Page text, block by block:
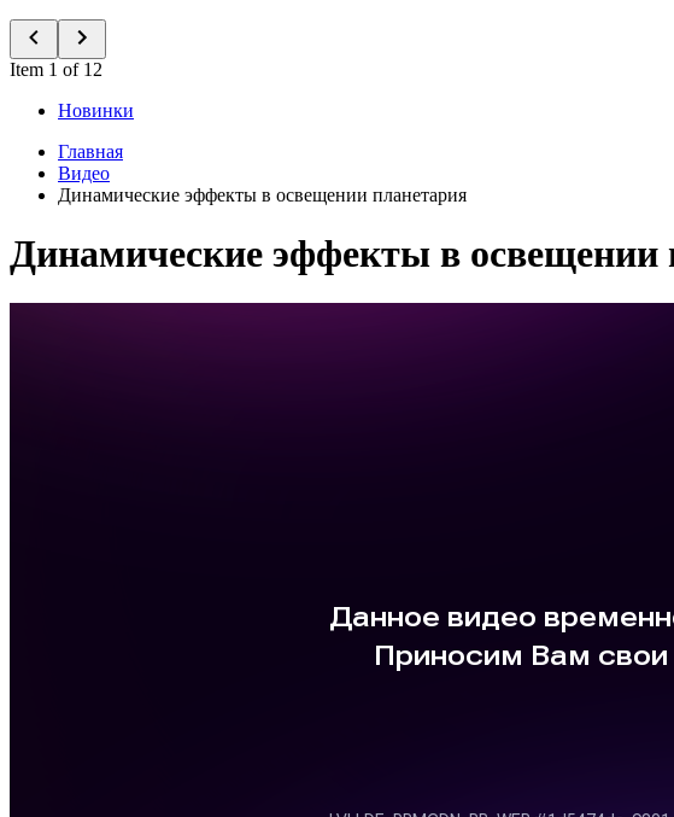
Item 1 of 12
Новинки
Главная
Видео
Динамические эффекты в освещении планетария
Динамические эффекты в освещении